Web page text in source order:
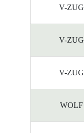
V-ZUG
V-ZUG
V-ZUG
WOLF